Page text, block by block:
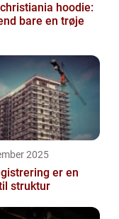
hoodie:
bare en trøje
2025
er en
struktur